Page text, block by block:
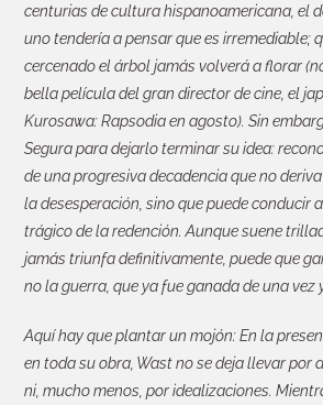
centurias de cultura hispanoamericana, el
uno tendería a pensar que es irremediable;
cercenado el árbol jamás volverá a florar
bella película del gran director de cine, el
Kurosawa: Rapsodia en agosto). Sin
Segura para dejarlo terminar su idea:
de una progresiva decadencia que no
la desesperación, sino que puede conducir
trágico de la redención. Aunque suene
jamás triunfa definitivamente, puede que
no la guerra, que ya fue ganada de una vez
Aquí hay que plantar un mojón: En la
en toda su obra, Wast no se deja llevar por
ni, mucho menos, por idealizaciones.